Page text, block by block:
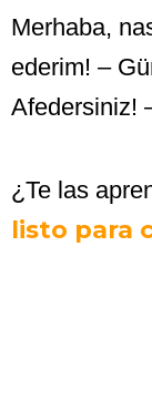
Merhaba,
ederim! –
Afedersiniz!
¿Te las
listo para